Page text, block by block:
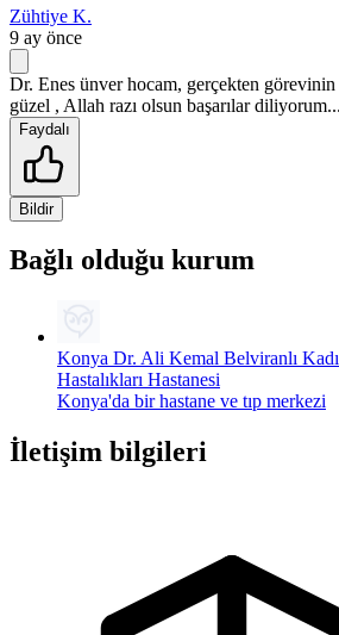
Zühtiye K.
9 ay önce
Dr. Enes ünver hocam, gerçekten görevinin
güzel , Allah razı olsun başarılar diliyorum...
Faydalı
Bildir
Bağlı olduğu kurum
Konya Dr. Ali Kemal Belviranlı
Hastalıkları Hastanesi
Konya'da bir hastane ve tıp merkezi
İletişim bilgileri